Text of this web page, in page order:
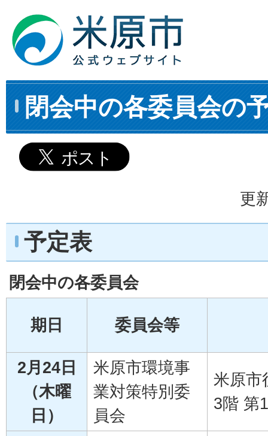
閉会中の各委員会の
更
予定表
閉会中の各委員会
期日 委員会等
2月24日
（木曜
日）
米原市環境事
業対策特別委
員会
米原市
3階 第